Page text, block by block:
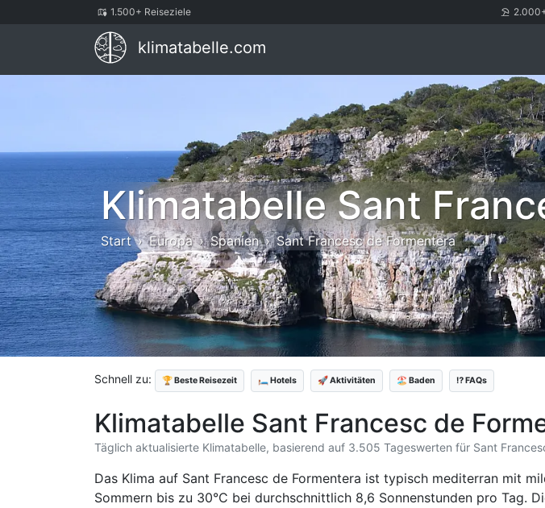
1.500+ Reiseziele
klimatabelle.com
Klimatabelle Sant
Start Europa Spanien Sant Francesc de Formentera
Schnell zu: 🏆 Beste Reisezeit 🛏️ Hotels 🚀 Aktivitäten 🏖️ Baden ⁉️ FAQs
Klimatabelle Sant Francesc de
Täglich aktualisierte Klimatabelle, basierend auf 3.505 Tageswerten für Sant
Das Klima auf Sant Francesc de Formentera ist typisch mediterran mit
Sommern bis zu 30°C bei durchschnittlich 8,6 Sonnenstunden pro Tag.